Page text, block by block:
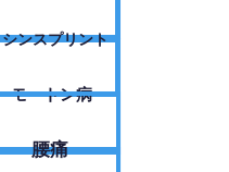
シンスプリント
モートン病
腰痛